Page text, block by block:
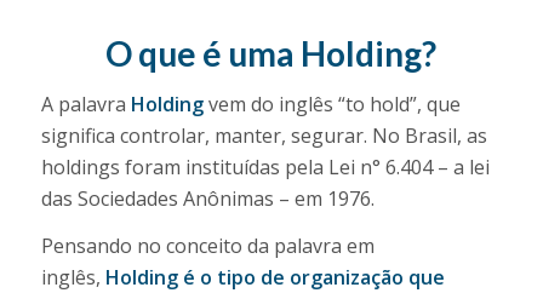
O que é uma Holding?
A palavra Holdingvem do inglês “to hold”, que
significa controlar, manter, segurar. No Brasil, as
holdings foram instituídas pela Lei n° 6.404 – a lei
das Sociedades Anônimas – em 1976.
Pensando no conceito da palavra em
inglês, Holding é o tipo de organização que